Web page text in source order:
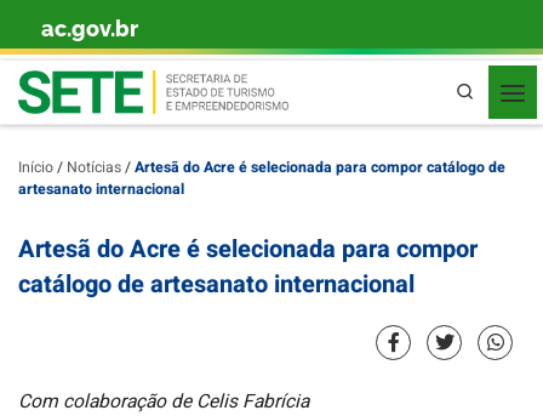
Skip to content
ac.gov.br
Pesquisa
Início/ Notícias/Artesã do Acre é selecionada para compor catálogo de
artesanato internacional
Artesã do Acre é selecionada para compor
catálogo de artesanato internacional
Com colaboração de Celis Fabrícia